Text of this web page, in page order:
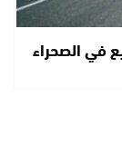
في الصحراء